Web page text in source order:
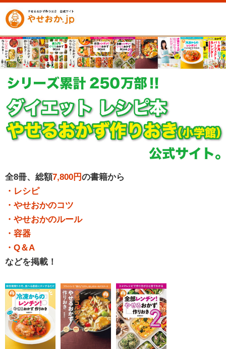
全8冊、総額7,800円の書籍から
・レシピ
・やせおかのコツ
・やせおかのルール
・容器
・Q＆A
などを掲載！